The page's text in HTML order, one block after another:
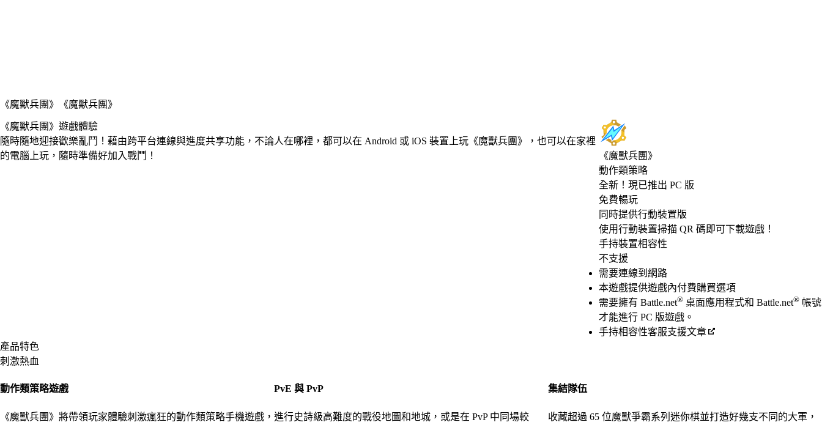
《魔獸兵團》 《魔獸兵團》
《魔獸兵團》
動作類策略
Product Notification
全新！現已推出 PC 版
免費暢玩
Available actions
同時提供行動裝置版
使用行動裝置掃描 QR 碼即可下載遊戲！
手持裝置相容性
不支援
需要連線到網路
本遊戲提供遊戲內付費購買選項
需要擁有 Battle.net® 桌面應用程式和 Battle.net® 帳號
才能進行 PC 版遊戲。
手持相容性客服支援文章
《魔獸兵團》遊戲體驗
隨時隨地迎接歡樂亂鬥！藉由跨平台連線與進度共享功能，不論人在哪裡，都可以在 Android 或 iOS 裝置上玩《魔獸兵團》，也可以在家裡
的電腦上玩，隨時準備好加入戰鬥！
產品特色
刺激熱血
動作類策略遊戲
《魔獸兵團》將帶領玩家體驗刺激瘋狂的動作類策略手機遊戲，
PvE 與 PvP
進行史詩級高難度的戰役地圖和地城，或是在 PvP 中同場較
集結隊伍
收藏超過 65 位魔獸爭霸系列迷你棋並打造好幾支不同的大軍，